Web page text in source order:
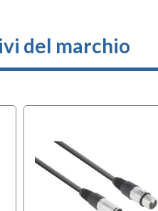
del marchio